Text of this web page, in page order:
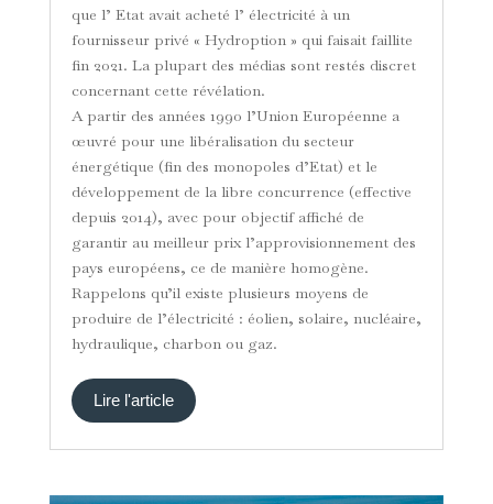
que l’ Etat avait acheté l’ électricité à un
fournisseur privé « Hydroption » qui faisait faillite
fin 2021. La plupart des médias sont restés discret
concernant cette révélation.
A partir des années 1990 l’Union Européenne a
œuvré pour une libéralisation du secteur
énergétique (fin des monopoles d’Etat) et le
développement de la libre concurrence (effective
depuis 2014), avec pour objectif affiché de
garantir au meilleur prix l’approvisionnement des
pays européens, ce de manière homogène.
Rappelons qu’il existe plusieurs moyens de
produire de l’électricité : éolien, solaire, nucléaire,
hydraulique, charbon ou gaz.
Lire l'article